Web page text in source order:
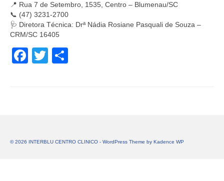
📍 Rua 7 de Setembro, 1535, Centro – Blumenau/SC
📞 (47) 3231-2700
🩺 Diretora Técnica: Drª Nádia Rosiane Pasquali de Souza –
CRM/SC 16405
Facebook
Twitter
© 2026 INTERBLU CENTRO CLINICO - WordPress Theme by Kadence WP